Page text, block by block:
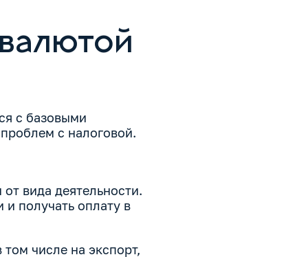
с базовыми
с налоговой.
вида деятельности.
получать оплату в
числе на экспорт,